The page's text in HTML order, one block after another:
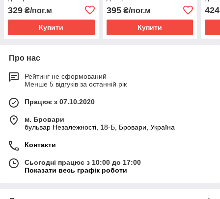
329 ₴/пог.м
Купити
395₴/пог.м
Купити
424
Про нас
Рейтинг не сформований
Менше 5 відгуків за останній рік
Працює з 07.10.2020
м. Бровари
бульвар Незалежності, 18-Б, Бровари, Україна
Контакти
Сьогодні працює з 10:00 до 17:00
Показати весь графік роботи